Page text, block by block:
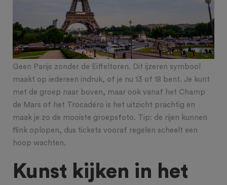
Geen Parijs zonder de Eiffeltoren. Dit ijzeren symbool
maakt op iedereen indruk, of je nu 13 of 18 bent. Je kunt
met de groep naar boven, maar ook vanaf het Champ
de Mars of het Trocadéro is het uitzicht prachtig en
maak je zo de mooiste groepsfoto. Tip: de rijen kunnen
flink oplopen, dus tickets vooraf regelen scheelt een
hoop wachten.
Kunst kijken in het